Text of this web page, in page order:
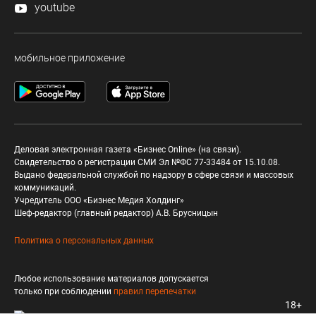
youtube
мобильное приложение
Деловая электронная газета «Бизнес Online» (на связи).
Свидетельство о регистрации СМИ Эл №ФС 77-33484 от 15.10.08.
Выдано федеральной службой по надзору в сфере связи и массовых
коммуникаций.
Учредитель ООО «Бизнес Медия Холдинг»
Шеф-редактор (главный редактор) А.В. Брусницын
Политика о персональных данных
Любое использование материалов допускается
только при соблюдении правил перепечатки
18+